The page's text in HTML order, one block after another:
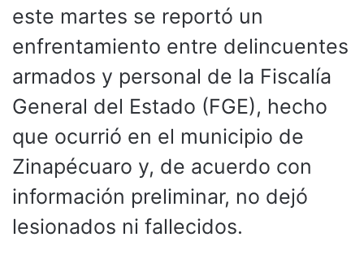
este martes se reportó un
enfrentamiento entre delincuentes
armados y personal de la Fiscalía
General del Estado (FGE), hecho
que ocurrió en el municipio de
Zinapécuaro y, de acuerdo con
información preliminar, no dejó
lesionados ni fallecidos.